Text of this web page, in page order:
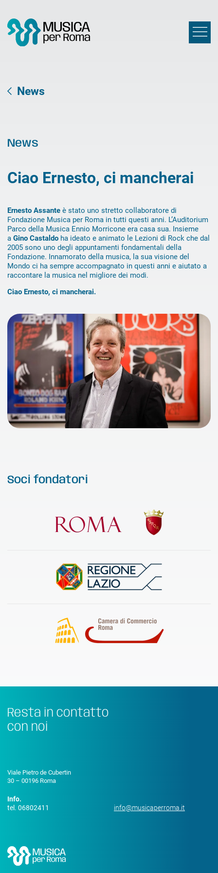
News
News
Ciao Ernesto, ci mancherai
Ernesto Assante è stato uno stretto collaboratore di
Fondazione Musica per Roma in tutti questi anni. L’Auditorium
Parco della Musica Ennio Morricone era casa sua. Insieme
a Gino Castaldo ha ideato e animato le Lezioni di Rock che dal
2005 sono uno degli appuntamenti fondamentali della
Fondazione. Innamorato della musica, la sua visione del
Mondo ci ha sempre accompagnato in questi anni e aiutato a
raccontare la musica nel migliore dei modi.
Ciao Ernesto, ci mancherai.
Soci fondatori
Resta in contatto
con noi
Viale Pietro de Cubertin
30 – 00196 Roma
Info.
tel. 06802411
info@musicaperroma.it